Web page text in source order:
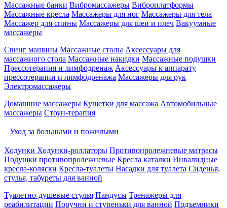
Массажные банки Вибромассажеры Виброплатформы
Массажные кресла Массажеры для ног Массажеры для тела
Массажер для спины Массажеры для шеи и плеч Вакуумные
массажеры
Свинг машины Массажные столы Аксессуары для
массажного стола Массажные накидки Массажные подушки
Прессотерапия и лимфодренаж Аксессуары к аппарату
прессотерапии и лимфодренажа Массажеры для рук
Электромассажеры
Домашние массажеры Кушетки для массажа Автомобильные
массажеры Стоун-терапия
Уход за больными и пожилыми
Ходунки Ходунки-роллаторы Противопролежневые матрасы
Подушки противопролежневые Кресла каталки Инвалидные
кресла-коляски Кресла-туалеты Насадки для туалета Сиденья,
стулья, табуреты для ванной
Туалетно-душевые стулья Пандусы Тренажеры для
реабилитации Поручни и ступеньки для ванной Подъемники